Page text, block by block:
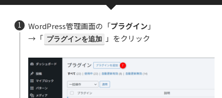
WordPress管理画面の「プラグイン 」
→「 プラグインを追加 」をクリック